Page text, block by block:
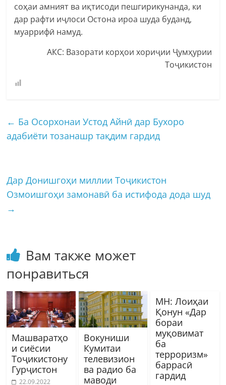
соҳаи амният ва иқтисоди пешгирикунанда, ки
дар рафти иҷлоси Остона ироа шуда буданд,
муаррифӣ намуд.
АКС: Вазорати корҳои хориҷии Ҷумҳурии
Тоҷикистон
← Ба Осорхонаи Устод Айнӣ дар Бухоро
адабиёти тозанашр тақдим гардид
Дар Донишгоҳи миллии Тоҷикистон
Озмоишгоҳи замонавӣ ба истифода дода шуд
→
Вам также может
понравиться
Машваратҳо
и сиёсии
Тоҷикистону
Гурҷистон
22.09.2022
Вокуниши
Кумитаи
телевизион
ва радио ба
маводи
МН: Лоиҳаи
Қонун «Дар
бораи
муқовимат
ба
терроризм»
баррасӣ
гардид